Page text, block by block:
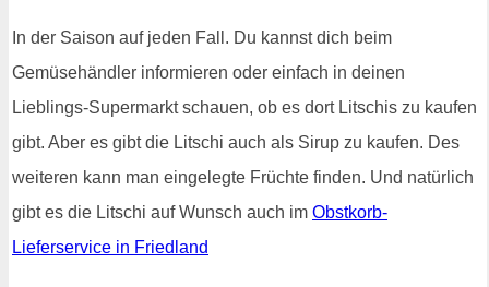
In der Saison auf jeden Fall. Du kannst dich beim
Gemüsehändler informieren oder einfach in deinen
Lieblings-Supermarkt schauen, ob es dort Litschis zu kaufen
gibt. Aber es gibt die Litschi auch als Sirup zu kaufen. Des
weiteren kann man eingelegte Früchte finden. Und natürlich
gibt es die Litschi auf Wunsch auch im Obstkorb-
Lieferservice in Friedland